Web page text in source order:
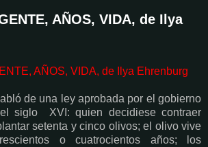
AÑOS, VIDA, de Ilya
AÑOS, VIDA, de Ilya Ehrenburg
de una ley aprobada por el gobierno
siglo XVI: quien decidiese contraer
setenta y cinco olivos; el olivo vive
o cuatrocientos años; los